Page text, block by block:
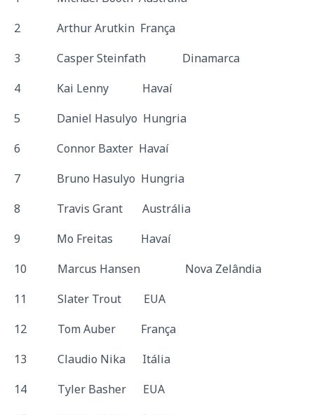
2 Arthur Arutkin França
3 Casper Steinfath Dinamarca
4 Kai Lenny Havaí
5 Daniel Hasulyo Hungria
6 Connor Baxter Havaí
7 Bruno Hasulyo Hungria
8 Travis Grant Austrália
9 Mo Freitas Havaí
10 Marcus Hansen Nova Zelândia
11 Slater Trout EUA
12 Tom Auber França
13 Claudio Nika Itália
14 Tyler Basher EUA